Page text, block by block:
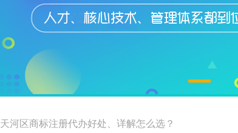
天河区商标注册代办好处、详解怎么选？